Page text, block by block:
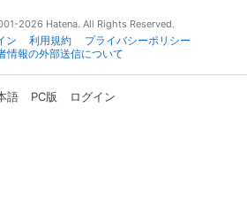
2026 Hatena. All Rights Reserved.
ン 利用規約
プライバシーポリシー
情報の外部送信について
語 PC版 ログイン